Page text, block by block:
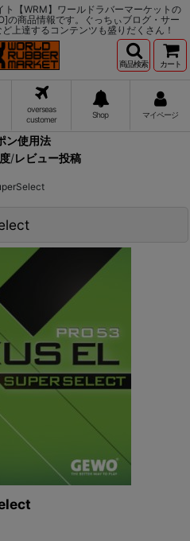
【WRM】ワールドラバーマーケットの
の商品情報です。ぐっちぃブログ・サー
上達するコンテンツも盛りだくさん！
商品検索 カート
overseas
customer
Shop マイページ
ン使用法
/レビュー投稿